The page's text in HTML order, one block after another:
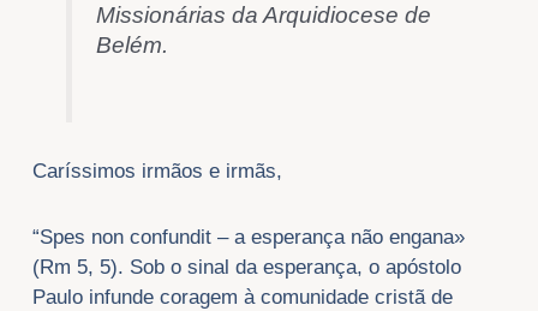
Missionárias da Arquidiocese de
Belém.
Caríssimos irmãos e irmãs,
“Spes non confundit – a esperança não engana»
(Rm 5, 5). Sob o sinal da esperança, o apóstolo
Paulo infunde coragem à comunidade cristã de